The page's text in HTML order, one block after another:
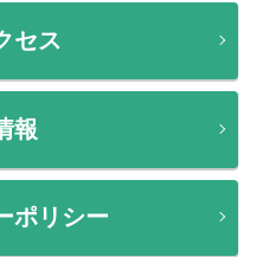
セス
報
ポリシー